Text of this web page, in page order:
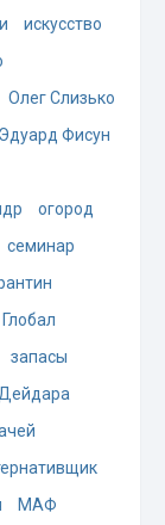
искусство
Олег Слизько
Эдуард Фисун
огород
семинар
Глобал
запасы
МАФ